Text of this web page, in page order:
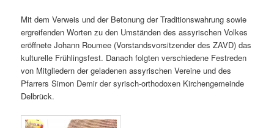
Mit dem Verweis und der Betonung der Traditionswahrung sowie
ergreifenden Worten zu den Umständen des assyrischen Volkes
eröffnete Johann Roumee (Vorstandsvorsitzender des ZAVD) das
kulturelle Frühlingsfest. Danach folgten verschiedene Festreden
von Mitgliedern der geladenen assyrischen Vereine und des
Pfarrers Simon Demir der syrisch-orthodoxen Kirchengemeinde
Delbrück.